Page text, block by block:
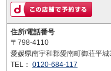
住所/電話番号
〒798-4110
愛媛県南宇和郡愛南町御荘平
TEL： 0120-684-117